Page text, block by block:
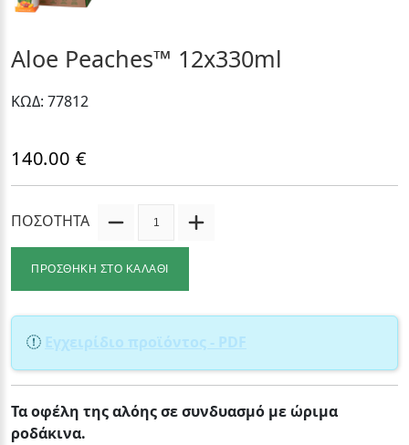
Aloe Peaches™ 12x330ml
ΚΩΔ: 77812
140.00 €
ΠΟΣΟΤΗΤΑ
ΠΡΟΣΘΗΚΗ ΣΤΟ ΚΑΛΑΘΙ
Εγχειρίδιο προϊόντος - PDF
Τα οφέλη της αλόης σε συνδυασμό με ώριμα
ροδάκινα.